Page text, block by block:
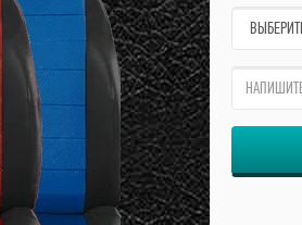
name:
qzw: